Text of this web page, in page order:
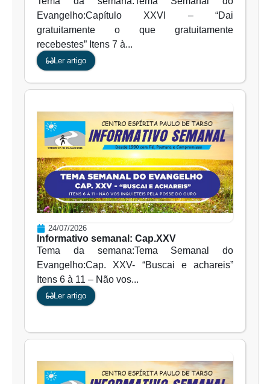
Evangelho:Capítulo XXVI – “Dai
gratuitamente o que gratuitamente
recebestes” Itens 7 à...
Ler artigo
24/07/2026
Informativo semanal: Cap.XXV
Tema da semana:Tema Semanal do
Evangelho:Cap. XXV- “Buscai e achareis”
Itens 6 à 11 – Não vos...
Ler artigo